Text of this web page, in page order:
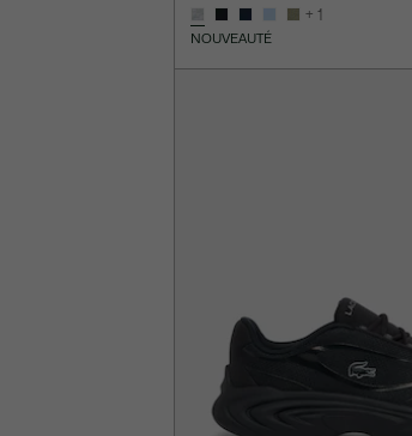
+ 1
NOUVEAUTÉ